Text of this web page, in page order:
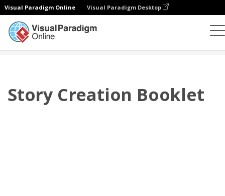
Visual Paradigm Online Visual Paradigm Desktop
Story Creation Booklet